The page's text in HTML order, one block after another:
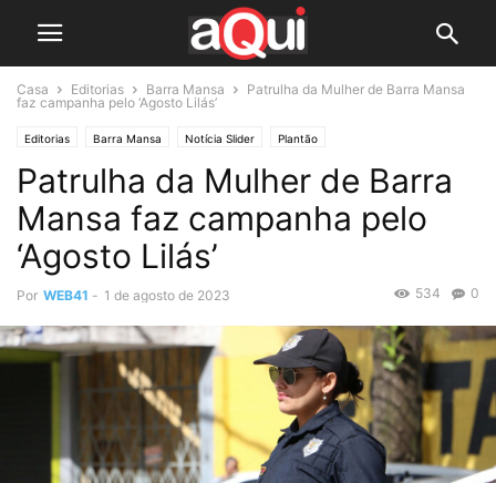
Casa Editorias Barra Mansa
Patrulha da Mulher de Barra Mansa
faz campanha pelo ‘Agosto Lilás’
Editorias Barra Mansa Notícia Slider Plantão
Patrulha da Mulher de Barra
Mansa faz campanha pelo
‘Agosto Lilás’
Por WEB41 - 1 de agosto de 2023 0
534